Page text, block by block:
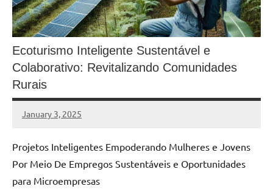
Ecoturismo Inteligente Sustentável e
Colaborativo: Revitalizando Comunidades
Rurais
January 3, 2025
MyBelo
No
Projetos Inteligentes Empoderando Mulheres e Jovens
Por Meio De Empregos Sustentáveis e Oportunidades
para Microempresas